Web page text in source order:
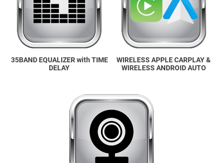
35BAND EQUALIZER with TIME
DELAY
WIRELESS APPLE CARPLAY &
WIRELESS ANDROID AUTO